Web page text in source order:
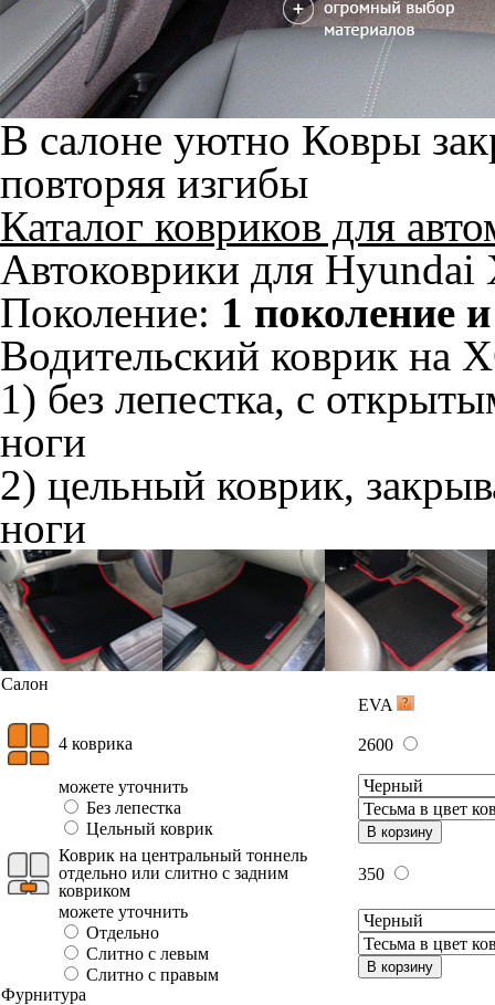
В салоне уютно Ковры
повторяя изгибы
Каталог ковриков для
Автоковрики для
Поколение: 1 поколение
Водительский коврик на
1) без лепестка, с
ноги
2) цельный коврик,
ноги
Салон
EVA
4 коврика 2600
можете уточнить
Без лепестка
Цельный коврик
В корзину
Коврик на центральный тоннель
отдельно или слитно с задним
ковриком
350
можете уточнить
Отдельно
Слитно с левым
Слитно с правым
В корзину
Фурнитура